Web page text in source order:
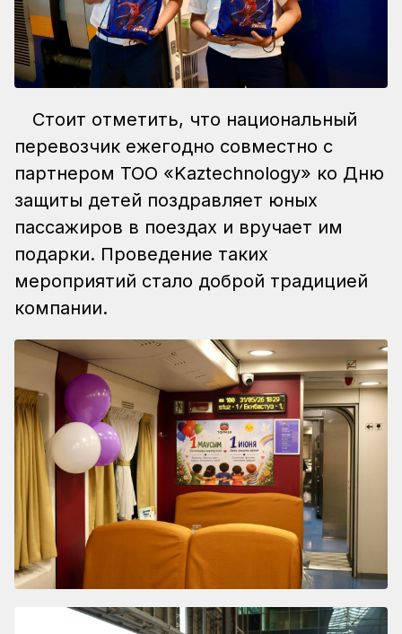
Стоит отметить, что национальный
перевозчик ежегодно совместно с
партнером ТОО «Kaztechnology» ко Дню
защиты детей поздравляет юных
пассажиров в поездах и вручает им
подарки. Проведение таких
мероприятий стало доброй традицией
компании.